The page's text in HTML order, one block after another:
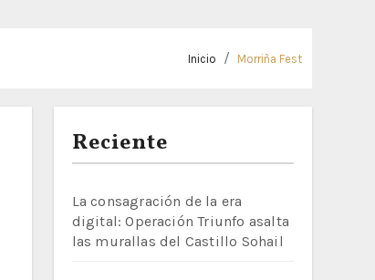
Inicio Morriña Fest
Reciente
La consagración de la era
digital: Operación Triunfo asalta
las murallas del Castillo Sohail